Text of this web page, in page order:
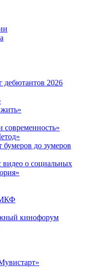
дебютантов 2026
современность»
бумеров до зумеров
видео о социальных
кинофорум